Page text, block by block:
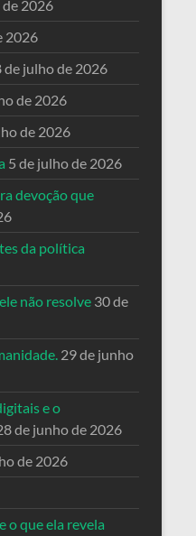
2026
2026
de julho de 2026
de 2026
de 2026
5 de julho de 2026
devoção que
da política
não resolve 30 de
29 de junho
e o
de junho de 2026
de 2026
o que ela revela